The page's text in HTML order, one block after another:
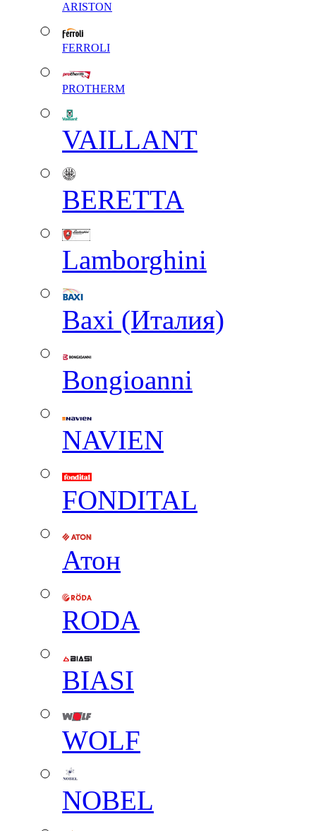
ARISTON
FERROLI
PROTHERM
VAILLANT
BERETTA
Lamborghini
Baxi (Италия)
Вongioanni
NAVIEN
FONDITAL
Атон
RODA
BIASI
WOLF
NOBEL